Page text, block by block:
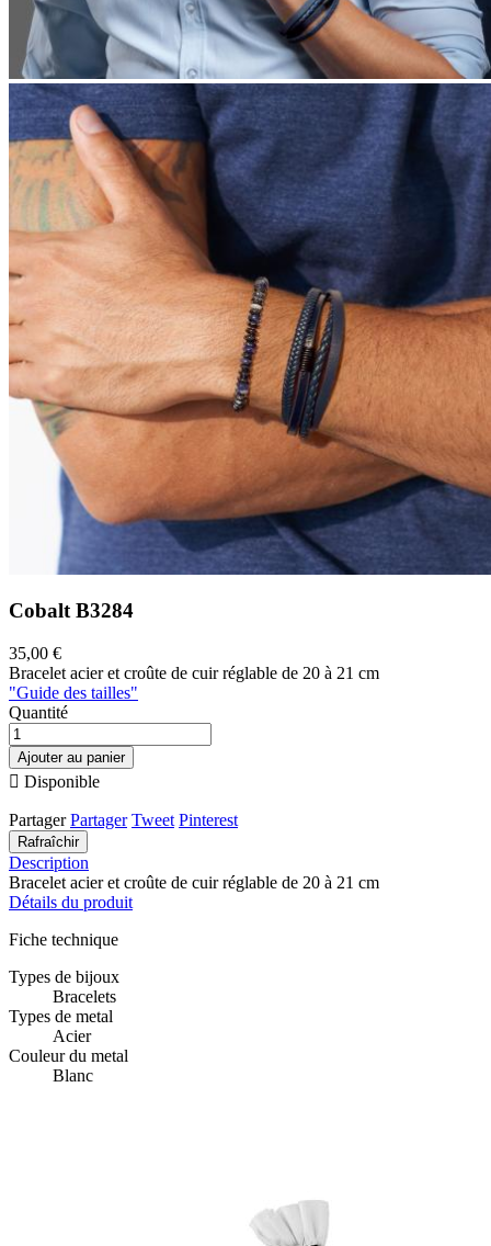
CobaltB3284
35,00 €
Bracelet acier et croûte de cuir réglable de 20 à 21 cm
"Guide des tailles"
Quantité
Ajouter au panier
 Disponible
Partager Partager Tweet Pinterest
Description
Bracelet acier et croûte de cuir réglable de 20 à 21 cm
Détails du produit
Fiche technique
Types de bijoux
Bracelets
Types de metal
Acier
Couleur du metal
Blanc